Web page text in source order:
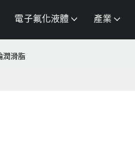
電子氟化液體 產業
潤滑脂